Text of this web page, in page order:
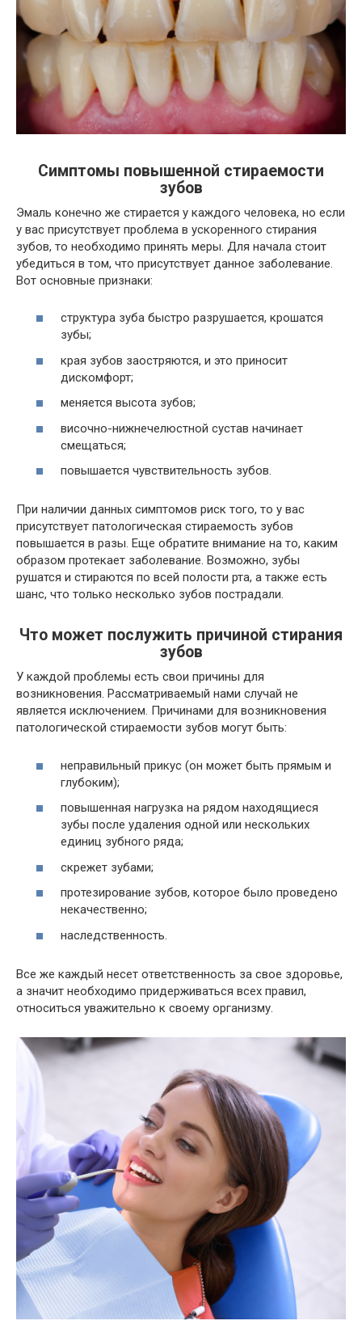
Симптомы повышенной стираемости
зубов
Эмаль конечно же стирается у каждого человека, но если
у вас присутствует проблема в ускоренного стирания
зубов, то необходимо принять меры. Для начала стоит
убедиться в том, что присутствует данное заболевание.
Вот основные признаки:
структура зуба быстро разрушается, крошатся
зубы;
края зубов заостряются, и это приносит
дискомфорт;
меняется высота зубов;
височно-нижнечелюстной сустав начинает
смещаться;
повышается чувствительность зубов.
При наличии данных симптомов риск того, то у вас
присутствует патологическая стираемость зубов
повышается в разы. Еще обратите внимание на то, каким
образом протекает заболевание. Возможно, зубы
рушатся и стираются по всей полости рта, а также есть
шанс, что только несколько зубов пострадали.
Что может послужить причиной стирания
зубов
У каждой проблемы есть свои причины для
возникновения. Рассматриваемый нами случай не
является исключением. Причинами для возникновения
патологической стираемости зубов могут быть:
неправильный прикус (он может быть прямым и
глубоким);
повышенная нагрузка на рядом находящиеся
зубы после удаления одной или нескольких
единиц зубного ряда;
скрежет зубами;
протезирование зубов, которое было проведено
некачественно;
наследственность.
Все же каждый несет ответственность за свое здоровье,
а значит необходимо придерживаться всех правил,
относиться уважительно к своему организму.